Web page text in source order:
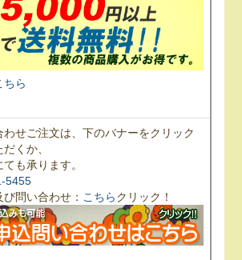
ちら
わせご注文は、下のバナーをクリック
くか、
も承ります。
5455
問い合わせ： こちらクリック！